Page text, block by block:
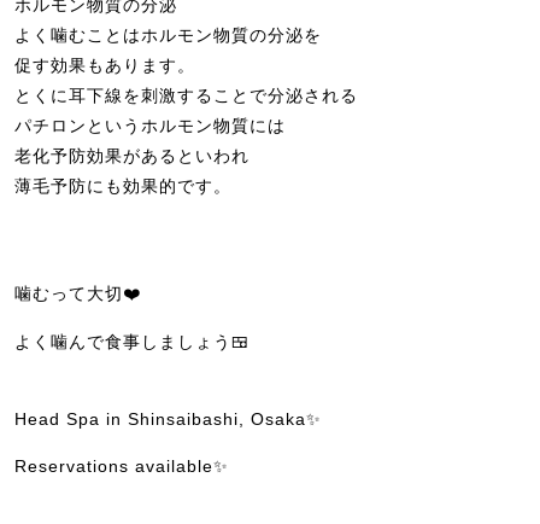
ホルモン物質の分泌
よく噛むことはホルモン物質の分泌を
促す効果もあります。
とくに耳下線を刺激することで分泌される
パチロンというホルモン物質には
老化予防効果があるといわれ
薄毛予防にも効果的です。
噛むって大切❤️
よく噛んで食事しましょう🍱
Head Spa in Shinsaibashi, Osaka✨
Reservations available✨